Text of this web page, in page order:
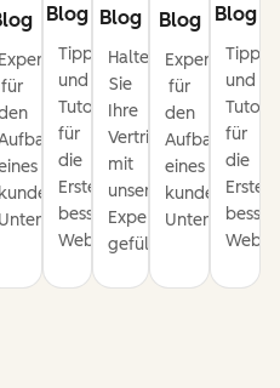
Expertentipps
für
kundenorientierten
Unternehmens.
Blog
Tipps
und
Tutorials
für
die
Erstellung
besserer
Websites.
Blog
Halten
Sie
Ihre
Vertriebspipeline
mit
unseren
Expertentipps
gefüllt.
Blog
Expertentipps
für
den
Aufbau
eines
Blog
Tipps
und
für
die